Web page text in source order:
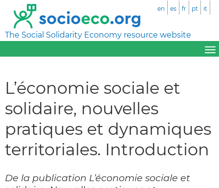
The Social Solidarity Economy resource website
en es fr pt it
L’économie sociale et
solidaire, nouvelles
pratiques et dynamiques
territoriales. Introduction
De la publication L’économie sociale et